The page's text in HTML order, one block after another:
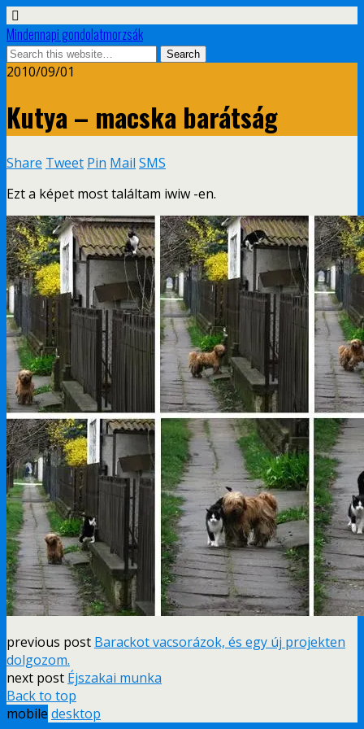
Mindennapi gondolatmorzsák
2010/09/01
Kutya – macska barátság
Share Tweet Pin Mail SMS
Ezt a képet most találtam iwiw -en.
previous post Barackot vacsorázok, és egy új projekten
dolgozom.
next post Éjszakai munka
Back to top
mobile desktop